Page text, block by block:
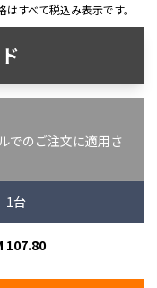
はすべて税込み表示です。
でのご注文に適用さ
1台
107.80